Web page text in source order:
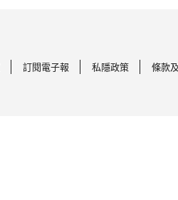
訂閱電子報 私隱政策 條款